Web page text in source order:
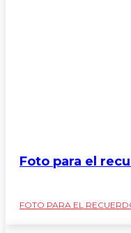
FOTO
Foto para el
FOTO PARA EL